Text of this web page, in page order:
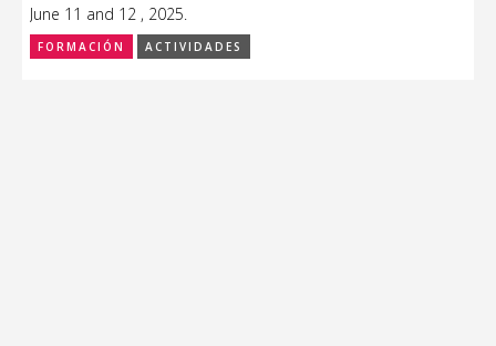
June 11 and 12 , 2025.
FORMACIÓN ACTIVIDADES